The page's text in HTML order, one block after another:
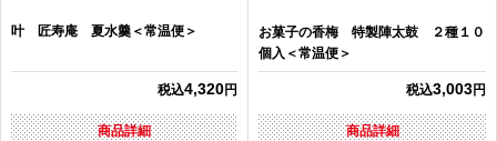
叶 匠寿庵 夏水羹＜常温便＞
税込4,320円
商品詳細
お菓子の香梅 特製陣太鼓 ２種１０
個入＜常温便＞
税込3,003円
商品詳細